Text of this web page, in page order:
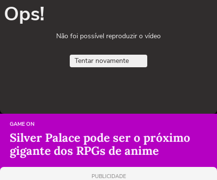
Ops!
Não foi possível reproduzir o vídeo
Tentar novamente
GAME ON
Silver Palace pode ser o próximo
gigante dos RPGs de anime
PUBLICIDADE